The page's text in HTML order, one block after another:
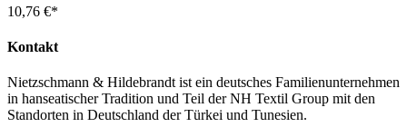
10,76 €*
Kontakt
Nietzschmann & Hildebrandt ist ein deutsches Familienunternehmen
in hanseatischer Tradition und Teil der NH Textil Group mit den
Standorten in Deutschland der Türkei und Tunesien.